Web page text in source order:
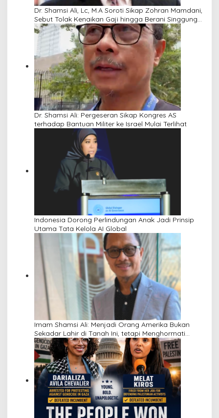
Dr. Shamsi Ali, Lc, M.A Soroti Sikap Zohran Mamdani,
Sebut Tolak Kenaikan Gaji hingga Berani Singgung
Netanyahu
Dr. Shamsi Ali: Pergeseran Sikap Kongres AS
terhadap Bantuan Militer ke Israel Mulai Terlihat
Indonesia Dorong Perlindungan Anak Jadi Prinsip
Utama Tata Kelola AI Global
Imam Shamsi Ali: Menjadi Orang Amerika Bukan
Sekadar Lahir di Tanah Ini, tetapi Menghormati
Perbedaan